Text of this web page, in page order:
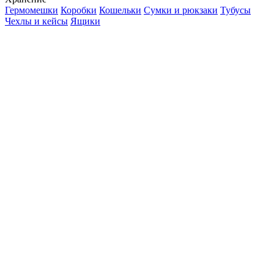
Гермомешки Коробки Кошельки Сумки и рюкзаки Тубусы
Чехлы и кейсы Ящики